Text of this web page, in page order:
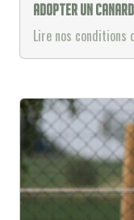
Adopter un canard
Lire nos conditions